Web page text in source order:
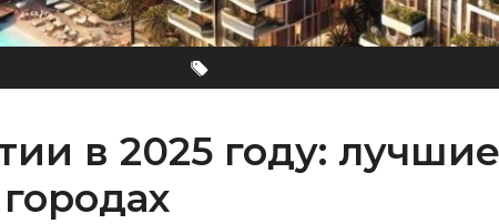
в 2025 году: